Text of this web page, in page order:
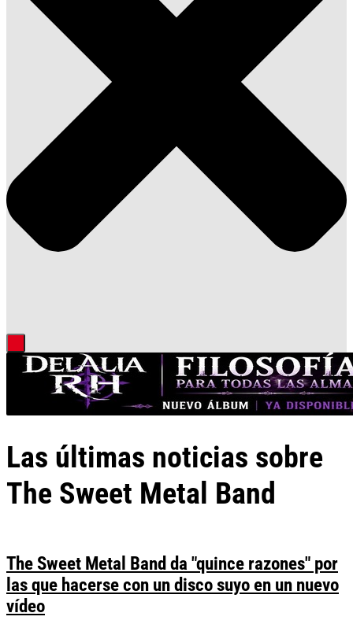
Las últimas noticias sobre
The Sweet Metal Band
The Sweet Metal Band da "quince razones" por
las que hacerse con un disco suyo en un nuevo
vídeo